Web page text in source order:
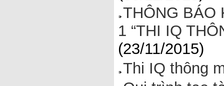
THÔNG BÁO
1 “THI IQ
(23/11/2015)
Thi IQ thông